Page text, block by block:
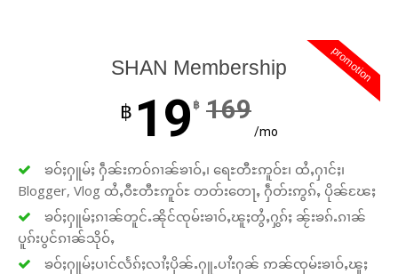
promotion
SHAN Membership
฿ 19 ฿ 169
/mo
ၶဝ်ႈႁူမ်ႈ ႁဵၼ်းဢဝ်ၵၢၼ်ၶၢဝ်ႇ၊ ရေႊတီႊဢူဝ်ႊ၊ ထႆႇႁၢင်ႈ၊
Blogger, Vlog ထႆႇဝီႊတီႊဢူဝ်ႊ တတ်းတေႃႇ ႁဵတ်းဢွၵ်ႇ ပိုၼ်ၽႄႈ
ၶဝ်ႈႁူမ်ႈၵၢၼ်တူင်ႉၼိုင်ၸုမ်းၶၢဝ်ႇၽူႈတွႆႇႁွၵ်ႈ ၼႂ်းၶၵ်ႉၵၢၼ်
ပူၵ်းပွင်ၵၢၼ်သိုဝ်ႇ
ၶဝ်ႈႁူမ်ႈပၢင်လႅၵ်ႈလၢႆႈပိုၼ်ႉႁူႉပၢႆးႁၼ် ဢၼ်ၸုမ်းၶၢဝ်ႇၽူႈ